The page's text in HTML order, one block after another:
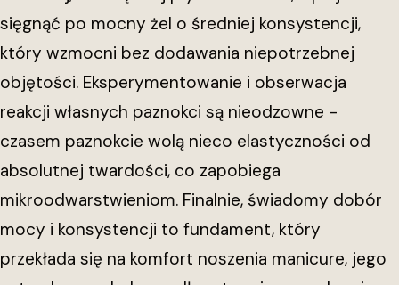
sięgnąć po mocny żel o średniej konsystencji,
który wzmocni bez dodawania niepotrzebnej
objętości. Eksperymentowanie i obserwacja
reakcji własnych paznokci są nieodzowne -
czasem paznokcie wolą nieco elastyczności od
absolutnej twardości, co zapobiega
mikroodwarstwieniom. Finalnie, świadomy dobór
mocy i konsystencji to fundament, który
przekłada się na komfort noszenia manicure, jego